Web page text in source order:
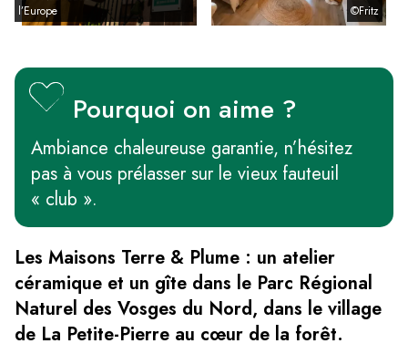
l’Europe
©Fritz
Pourquoi on aime ?
Ambiance chaleureuse garantie, n’hésitez
pas à vous prélasser sur le vieux fauteuil
« club ».
Les Maisons Terre & Plume : un atelier
céramique et un gîte dans le Parc Régional
Naturel des Vosges du Nord, dans le village
de La Petite-Pierre au cœur de la forêt.